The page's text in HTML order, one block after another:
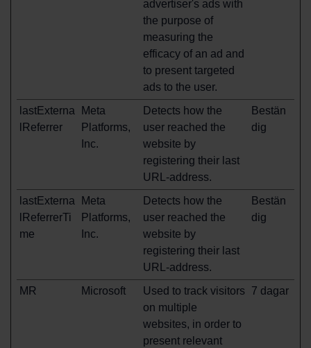
advertiser's ads with
the purpose of
measuring the
efficacy of an ad and
to present targeted
ads to the user.
lastExterna
lReferrer
Meta
Platforms,
Inc.
Detects how the
user reached the
website by
registering their last
URL-address.
Bestän
dig
lastExterna
lReferrerTi
me
Meta
Platforms,
Inc.
Detects how the
user reached the
website by
registering their last
URL-address.
Bestän
dig
MR Microsoft
Used to track visitors
on multiple
websites, in order to
present relevant
7 dagar